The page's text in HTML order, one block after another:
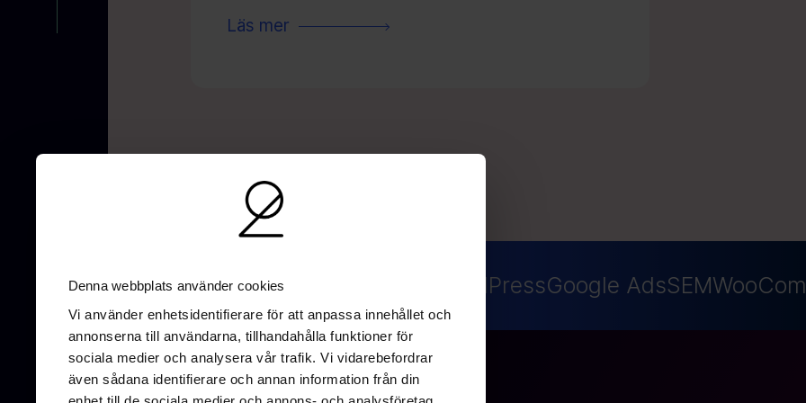
Denna webbplats använder cookies
Vi använder enhetsidentifierare för att anpassa innehållet och
annonserna till användarna, tillhandahålla funktioner för
sociala medier och analysera vår trafik. Vi vidarebefordrar
även sådana identifierare och annan information från din
Läs mer
AI-optimeringSEOUX/UI-Design WordPressGoogle AdsSEM